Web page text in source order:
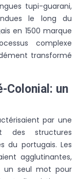
tupi-guarani,
le long du
en 1500 marque
complexe
transformé
Colonial: un
par une
des structures
du portugais. Les
agglutinantes,
un seul mot pour